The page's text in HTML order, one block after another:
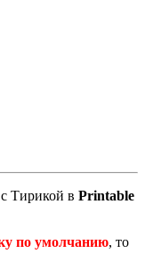
Тирикой в Printable
по умолчанию, то